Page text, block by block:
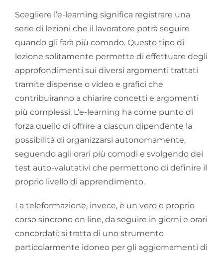
Scegliere l’e-learning significa registrare una
serie di lezioni che il lavoratore potrà seguire
quando gli farà più comodo. Questo tipo di
lezione solitamente permette di effettuare degli
approfondimenti sui diversi argomenti trattati
tramite dispense o video e grafici che
contribuiranno a chiarire concetti e argomenti
più complessi. L’e-learning ha come punto di
forza quello di offrire a ciascun dipendente la
possibilità di organizzarsi autonomamente,
seguendo agli orari più comodi e svolgendo dei
test auto-valutativi che permettono di definire il
proprio livello di apprendimento.
La teleformazione, invece, è un vero e proprio
corso sincrono on line, da seguire in giorni e orari
concordati: si tratta di uno strumento
particolarmente idoneo per gli aggiornamenti di